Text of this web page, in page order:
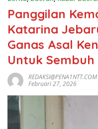
Panggilan
Katarina
Ganas Asal
Untuk Sembuh
REDAKSI@PENA1NTT.COM
Februari 27, 2026